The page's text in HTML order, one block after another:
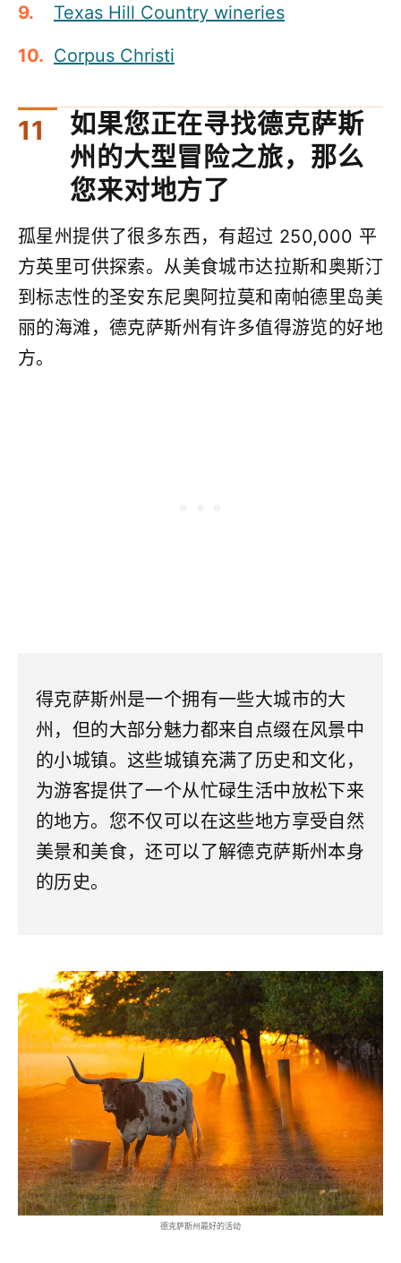
Texas Hill Country wineries
Corpus Christi
如果您正在寻找德克萨斯
州的大型冒险之旅，那么
您来对地方了
孤星州提供了很多东西，有超过 250,000 平
方英里可供探索。从美食城市达拉斯和奥斯汀
到标志性的圣安东尼奥阿拉莫和南帕德里岛美
丽的海滩，德克萨斯州有许多值得游览的好地
方。
得克萨斯州是一个拥有一些大城市的大
州，但的大部分魅力都来自点缀在风景中
的小城镇。这些城镇充满了历史和文化，
为游客提供了一个从忙碌生活中放松下来
的地方。您不仅可以在这些地方享受自然
美景和美食，还可以了解德克萨斯州本身
的历史。
德克萨斯州最好的活动